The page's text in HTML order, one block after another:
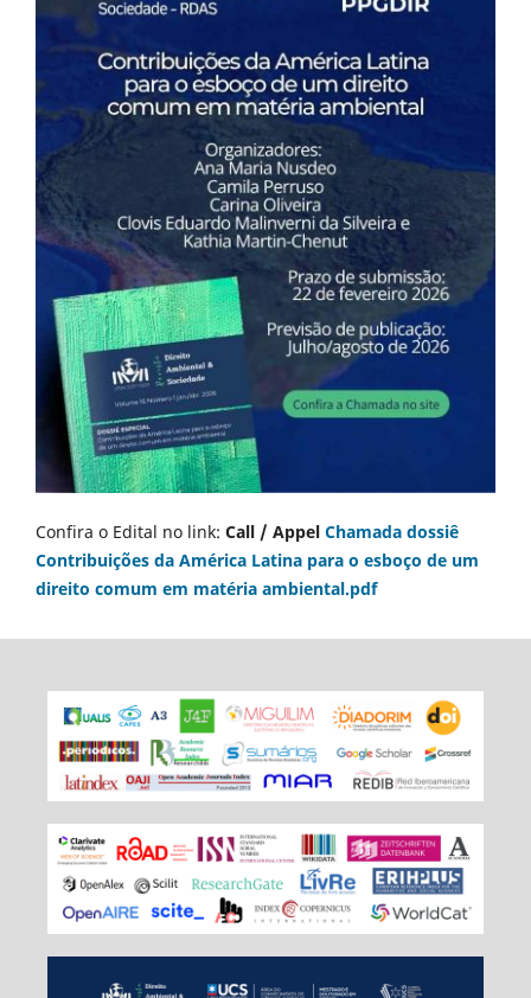
Confira o Edital no link: Call / Appel Chamada dossiê
Contribuições da América Latina para o esboço de um
direito comum em matéria ambiental.pdf